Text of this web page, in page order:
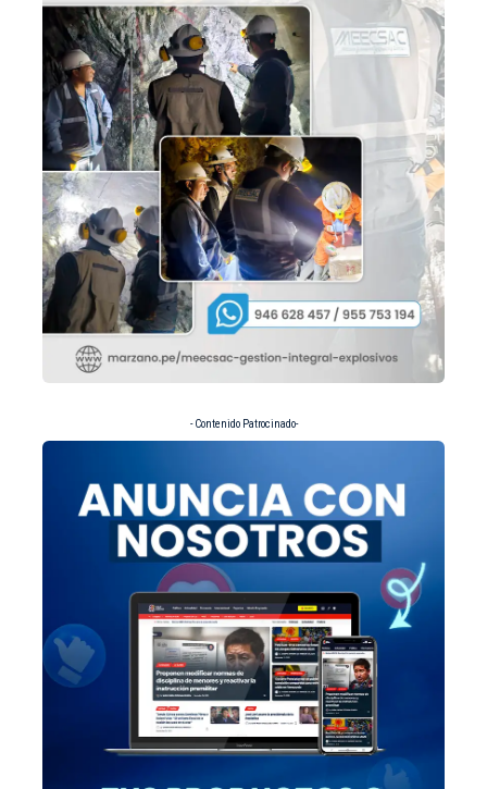
- Contenido Patrocinado-